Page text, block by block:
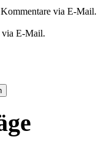
via E-Mail.
via E-Mail.